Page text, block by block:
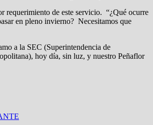
requerimiento de este servicio. “¿Qué ocurre
en pleno invierno? Necesitamos que
a la SEC (Superintendencia de
hoy día, sin luz, y nuestro Peñaflor